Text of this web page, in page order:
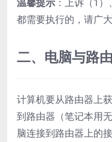
都需要执行的，请广大
二、电脑与路
计算机要从路由器上
到路由器（笔记本用
脑连接到路由器上的